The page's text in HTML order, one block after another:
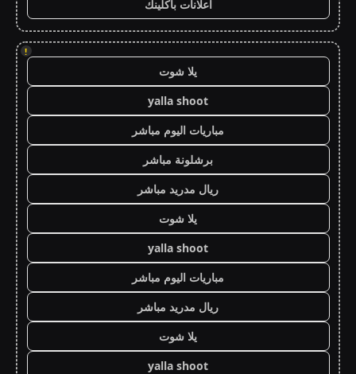
اعلانات باكلينك
!
يلا شوت
yalla shoot
مباريات اليوم مباشر
برشلونة مباشر
ريال مدريد مباشر
يلا شوت
yalla shoot
مباريات اليوم مباشر
ريال مدريد مباشر
يلا شوت
yalla shoot